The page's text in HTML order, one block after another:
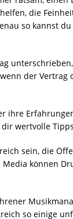
die
so kannst
der Vertrag
ihre
wertvolle
sein, die
können
so einige